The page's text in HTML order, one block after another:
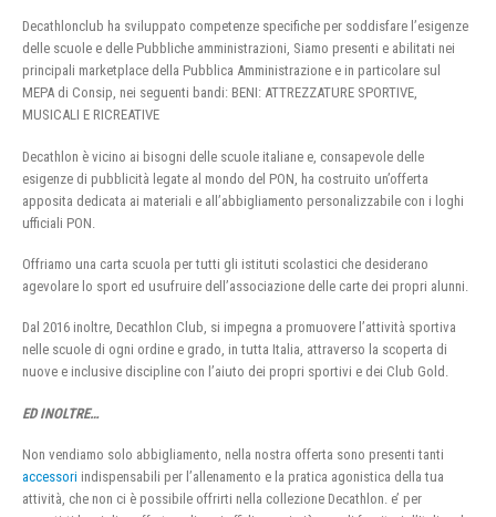
Decathlonclub ha sviluppato competenze specifiche per soddisfare l’esigenze
delle scuole e delle Pubbliche amministrazioni, Siamo presenti e abilitati nei
principali marketplace della Pubblica Amministrazione e in particolare sul
MEPA di Consip, nei seguenti bandi: BENI: ATTREZZATURE SPORTIVE,
MUSICALI E RICREATIVE
Decathlon è vicino ai bisogni delle scuole italiane e, consapevole delle
esigenze di pubblicità legate al mondo del PON, ha costruito un’offerta
apposita dedicata ai materiali e all’abbigliamento personalizzabile con i loghi
ufficiali PON.
Offriamo una carta scuola per tutti gli istituti scolastici che desiderano
agevolare lo sport ed usufruire dell’associazione delle carte dei propri alunni.
Dal 2016 inoltre, Decathlon Club, si impegna a promuovere l’attività sportiva
nelle scuole di ogni ordine e grado, in tutta Italia, attraverso la scoperta di
nuove e inclusive discipline con l’aiuto dei propri sportivi e dei Club Gold.
ED INOLTRE…
Non vendiamo solo abbigliamento, nella nostra offerta sono presenti tanti
accessori indispensabili per l’allenamento e la pratica agonistica della tua
attività, che non ci è possibile offrirti nella collezione Decathlon. e’ per